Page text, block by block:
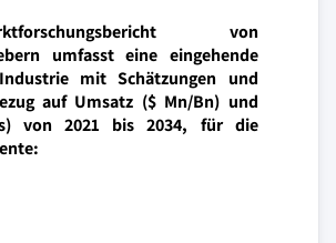
von
umfasst eine eingehende
mit Schätzungen und
auf Umsatz ($ Mn/Bn) und
von 2021 bis 2034, für die